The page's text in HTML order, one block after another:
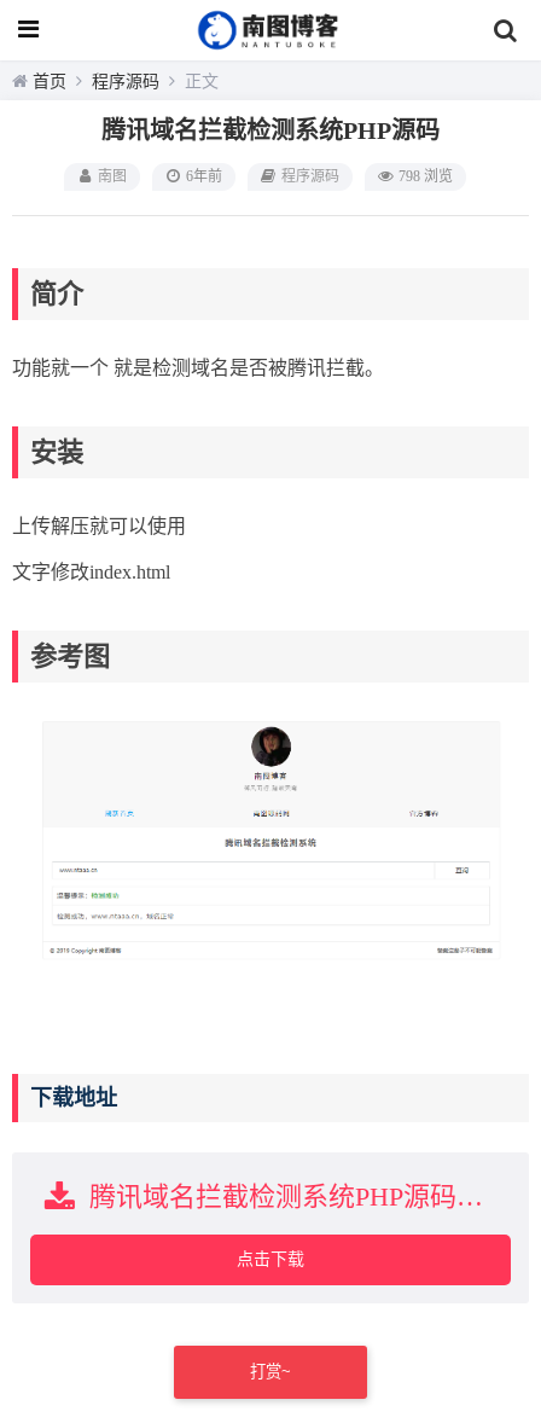
首页 程序源码 正文
腾讯域名拦截检测系统PHP源码
南图 6年前 程序源码 798 浏览
简介
功能就一个 就是检测域名是否被腾讯拦截。
安装
上传解压就可以使用
文字修改index.html
参考图
下载地址
腾讯域名拦截检测系统PHP源码下载
点击下载
打赏~